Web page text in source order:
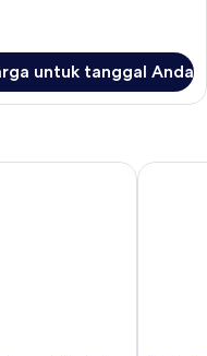
untuk tanggal Anda
Hotel East